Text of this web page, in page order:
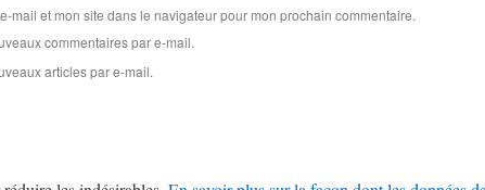
mail et mon site dans le navigateur pour mon prochain commentaire.
commentaires par e-mail.
articles par e-mail.